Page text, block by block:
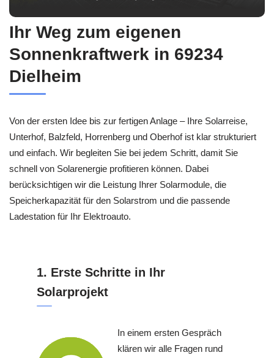
Ihr Weg zum eigenen
Sonnenkraftwerk in 69234
Dielheim
Von der ersten Idee bis zur fertigen Anlage – Ihre Solarreise,
Unterhof, Balzfeld, Horrenberg und Oberhof ist klar strukturiert
und einfach. Wir begleiten Sie bei jedem Schritt, damit Sie
schnell von Solarenergie profitieren können. Dabei
berücksichtigen wir die Leistung Ihrer Solarmodule, die
Speicherkapazität für den Solarstrom und die passende
Ladestation für Ihr Elektroauto.
1. Erste Schritte in Ihr
Solarprojekt
In einem ersten Gespräch
klären wir alle Fragen rund